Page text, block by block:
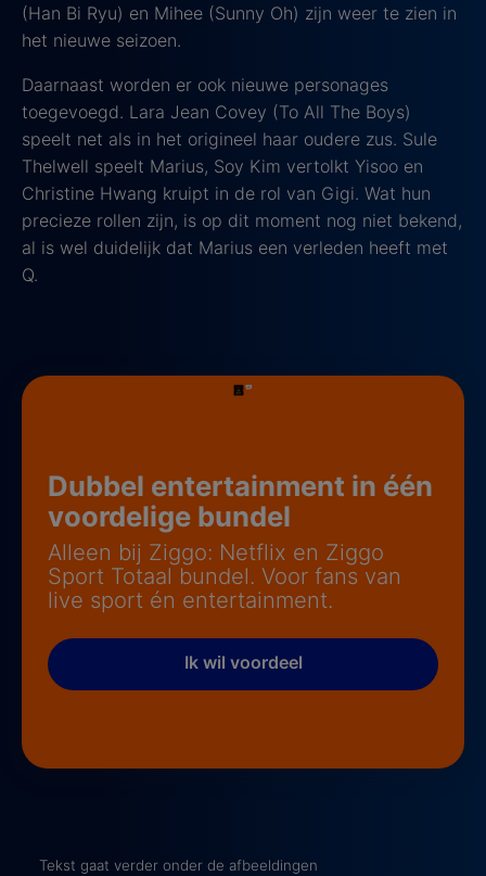
(Han Bi Ryu) en Mihee (Sunny Oh) zijn weer te zien in
het nieuwe seizoen.
Daarnaast worden er ook nieuwe personages
toegevoegd. Lara Jean Covey (To All The Boys)
speelt net als in het origineel haar oudere zus. Sule
Thelwell speelt Marius, Soy Kim vertolkt Yisoo en
Christine Hwang kruipt in de rol van Gigi. Wat hun
precieze rollen zijn, is op dit moment nog niet bekend,
al is wel duidelijk dat Marius een verleden heeft met
Q.
Dubbel entertainment in één
voordelige bundel
Alleen bij Ziggo: Netflix en Ziggo
Sport Totaal bundel. Voor fans van
live sport én entertainment.
Ik wil voordeel
Tekst gaat verder onder de afbeeldingen